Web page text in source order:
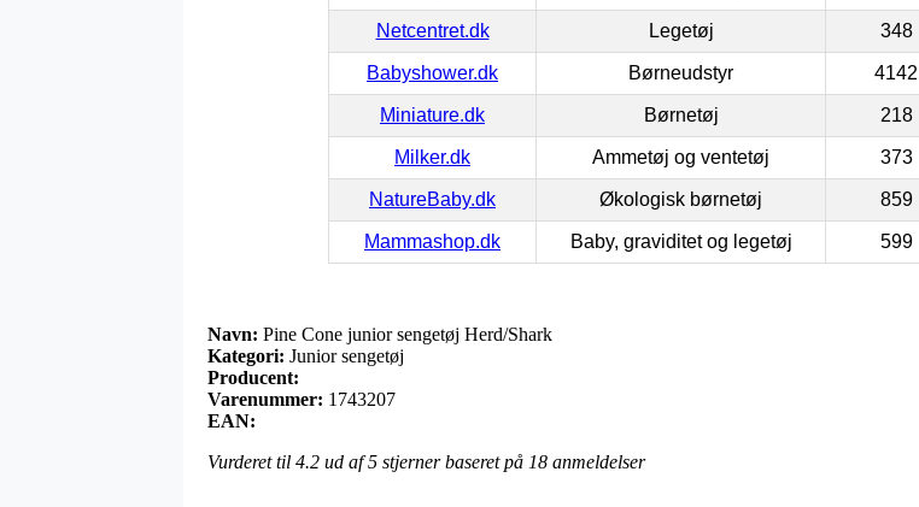
Netcentret.dk Legetøj 348
Babyshower.dk Børneudstyr 4142
Miniature.dk Børnetøj 218
Milker.dk Ammetøj og ventetøj 373
NatureBaby.dk Økologisk børnetøj 859
Mammashop.dk Baby, graviditet og legetøj 599
Navn: Pine Cone junior sengetøj Herd/Shark
Kategori: Junior sengetøj
Producent:
Varenummer: 1743207
EAN:
Vurderet til 4.2 ud af 5 stjerner baseret på 18 anmeldelser